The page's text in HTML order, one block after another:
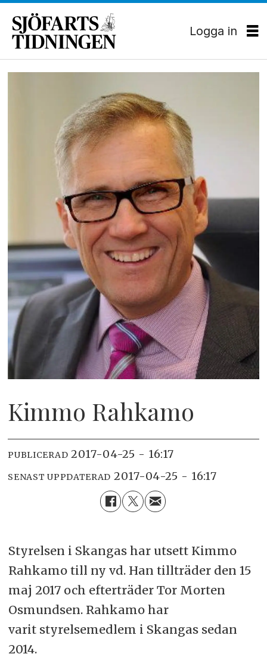
Logga in
Kimmo Rahkamo
PUBLICERAD 2017-04-25 - 16:17
SENAST UPPDATERAD 2017-04-25 - 16:17
Styrelsen i Skangas har utsett Kimmo
Rahkamo till ny vd. Han tillträder den 15
maj 2017 och efterträder Tor Morten
Osmundsen. Rahkamo har
varit styrelsemedlem i Skangas sedan
2014.